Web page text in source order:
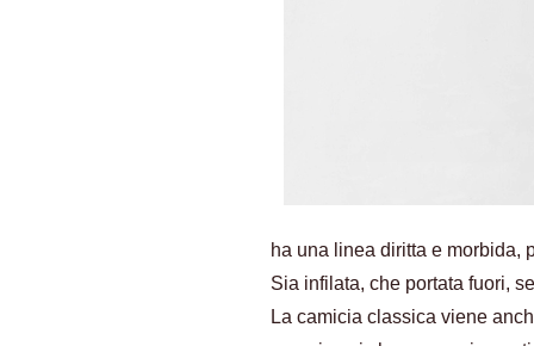
ha una linea diritta e morbida,
Sia infilata, che portata fuori,
La camicia classica viene